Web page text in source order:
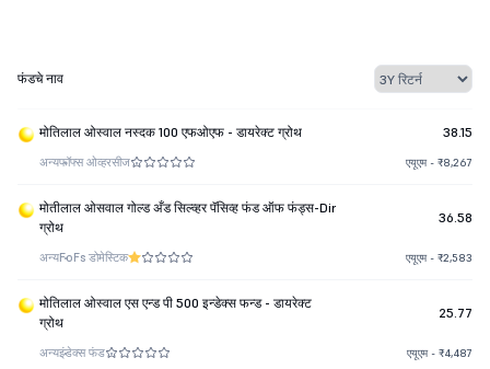
फंडचे नाव
मोतिलाल ओस्वाल नस्दक 100 एफओएफ - डायरेक्ट ग्रोथ 38.15
अन्यफॉफ्स ओव्हरसीज एयूएम - ₹8,267
मोतीलाल ओसवाल गोल्ड अँड सिल्व्हर पॅसिव्ह फंड ऑफ फंड्स-Dir
ग्रोथ
36.58
अन्यFoFs डोमेस्टिक एयूएम - ₹2,583
मोतिलाल ओस्वाल एस एन्ड पी 500 इन्डेक्स फन्ड - डायरेक्ट
ग्रोथ
25.77
अन्यइंडेक्स फंड एयूएम - ₹4,487